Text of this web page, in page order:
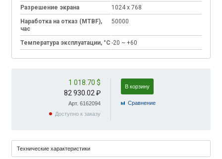
Разрешение экрана
1024 x 768
Наработка на отказ (MTBF),
час
50000
Температура эксплуатации, °C -20 ~ +60
1 018.70 $
82 930.02 ₽
Арт. 6162094
Доступно к заказу
В корзину
Cравнение
Технические характеристики